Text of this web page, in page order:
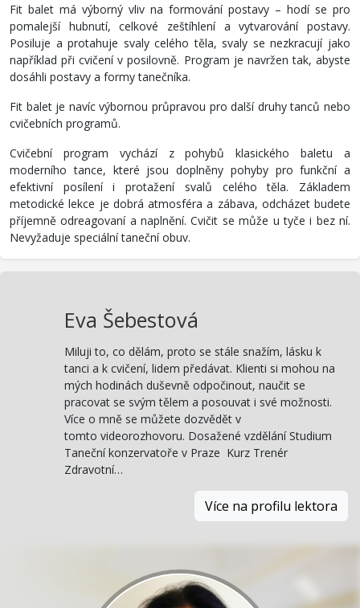
Fit balet má výborný vliv na formování postavy – hodí se pro
pomalejší hubnutí, celkové zeštíhlení a vytvarování postavy.
Posiluje a protahuje svaly celého těla, svaly se nezkracují jako
například při cvičení v posilovně. Program je navržen tak, abyste
dosáhli postavy a formy tanečníka.
Fit balet je navíc výbornou průpravou pro další druhy tanců nebo
cvičebních programů.
Cvičební program vychází z pohybů klasického baletu a
moderního tance, které jsou doplněny pohyby pro funkční a
efektivní posílení i protažení svalů celého těla. Základem
metodické lekce je dobrá atmosféra a zábava, odcházet budete
příjemně odreagovaní a naplnění. Cvičit se může u tyče i bez ní.
Nevyžaduje speciální taneční obuv.
Eva Šebestová
Miluji to, co dělám, proto se stále snažím, lásku k
tanci a k cvičení, lidem předávat. Klienti si mohou na
mých hodinách duševně odpočinout, naučit se
pracovat se svým tělem a posouvat i své možnosti.
Více o mně se můžete dozvědět v
tomto videorozhovoru. Dosažené vzdělání Studium
Taneční konzervatoře v Praze Kurz Trenér
Zdravotní…
Více na profilu lektora